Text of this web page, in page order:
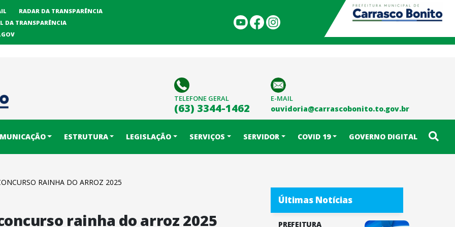
RADAR DA TRANSPARÊNCIA
DA TRANSPARÊNCIA
TELEFONE GERAL
(63) 3344-1462
E-MAIL
ouvidoria@carrascobonito.to.gov.br
ESTRUTURA LEGISLAÇÃO SERVIÇOS SERVIDOR COVID 19 GOVERNO DIGITAL
RAINHA DO ARROZ 2025
rainha do arroz 2025
Últimas Notícias
PREFEITURA